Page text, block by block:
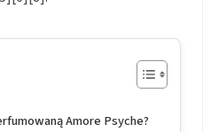
Amore Psyche?